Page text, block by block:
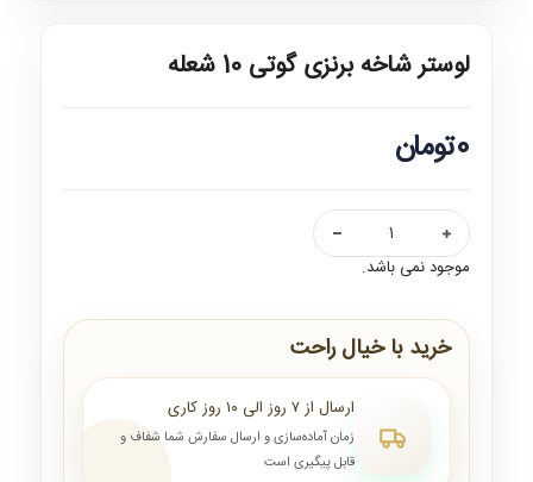
لوستر شاخه برنزی گوتی 10 شعله
0تومان
موجود نمی باشد.
خرید با خیال راحت
ارسال از ۷ روز الی ۱۰ روز کاری
زمان آماده‌سازی و ارسال سفارش شما شفاف و
قابل پیگیری است